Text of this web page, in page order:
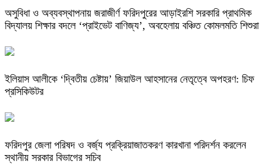
অসুবিধা ও অব্যবস্থাপনায় জরাজীর্ণ ফরিদপুরের আড়াইরশি সরকারি প্রাথমিক
বিদ্যালয় শিক্ষার বদলে ‘প্রাইভেট বাণিজ্য’, অবহেলায় বঞ্চিত কোমলমতি শিশুরা
ইলিয়াস আলীকে ‘দ্বিতীয় চেষ্টায়’ জিয়াউল আহসানের নেতৃত্বে অপহরণ: চিফ
প্রসিকিউটর
ফরিদপুর জেলা পরিষদ ও বর্জ্য প্রক্রিয়াজাতকরণ কারখানা পরিদর্শন করলেন
স্থানীয় সরকার বিভাগের সচিব